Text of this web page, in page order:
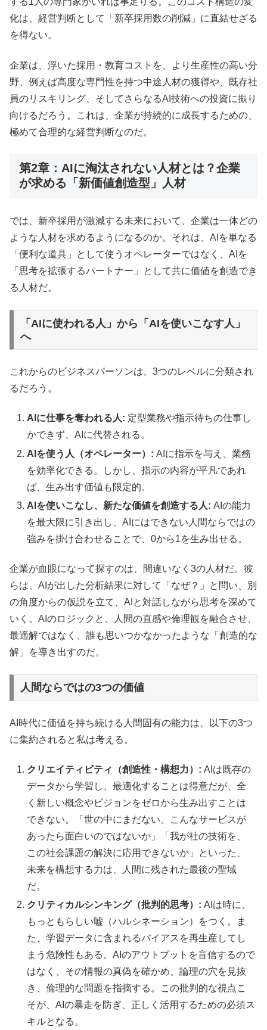
化は、経営判断として「新卒採用数の削減」に直結せざる
を得ない。
企業は、浮いた採用・教育コストを、より生産性の高い分
野、例えば高度な専門性を持つ中途人材の獲得や、既存社
員のリスキリング、そしてさらなるAI技術への投資に振り
向けるだろう。これは、企業が持続的に成長するための、
極めて合理的な経営判断なのだ。
第2章：AIに淘汰されない人材とは？企業
が求める「新価値創造型」人材
では、新卒採用が激減する未来において、企業は一体どの
ような人材を求めるようになるのか。それは、AIを単なる
「便利な道具」として使うオペレーターではなく、AIを
「思考を拡張するパートナー」として共に価値を創造でき
る人材だ。
「AIに使われる人」から「AIを使いこなす人」
へ
これからのビジネスパーソンは、3つのレベルに分類され
るだろう。
AIに仕事を奪われる人: 定型業務や指示待ちの仕事し
かできず、AIに代替される。
AIを使う人（オペレーター）: AIに指示を与え、業務
を効率化できる。しかし、指示の内容が平凡であれ
ば、生み出す価値も限定的。
AIを使いこなし、新たな価値を創造する人: AIの能力
を最大限に引き出し、AIにはできない人間ならではの
強みを掛け合わせることで、0から1を生み出せる。
企業が血眼になって探すのは、間違いなく3の人材だ。彼
らは、AIが出した分析結果に対して「なぜ？」と問い、別
の角度からの仮説を立て、AIと対話しながら思考を深めて
いく。AIのロジックと、人間の直感や倫理観を融合させ、
最適解ではなく、誰も思いつかなかったような「創造的な
解」を導き出すのだ。
人間ならではの3つの価値
AI時代に価値を持ち続ける人間固有の能力は、以下の3つ
に集約されると私は考える。
クリエイティビティ（創造性・構想力）: AIは既存の
データから学習し、最適化することは得意だが、全
く新しい概念やビジョンをゼロから生み出すことは
できない。「世の中にまだない、こんなサービスが
あったら面白いのではないか」「我が社の技術を、
この社会課題の解決に応用できないか」といった、
未来を構想する力は、人間に残された最後の聖域
だ。
クリティカルシンキング（批判的思考）: AIは時に、
もっともらしい嘘（ハルシネーション）をつく。ま
た、学習データに含まれるバイアスを再生産してし
まう危険性もある。AIのアウトプットを盲信するので
はなく、その情報の真偽を確かめ、論理の穴を見抜
き、倫理的な問題を指摘する。この批判的な視点こ
そが、AIの暴走を防ぎ、正しく活用するための必須ス
キルとなる。